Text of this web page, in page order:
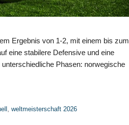
Ergebnis von 1-2, mit einem bis zum
eine stabilere Defensive und eine
Phasen: norwegische
,weltmeisterschaft 2026